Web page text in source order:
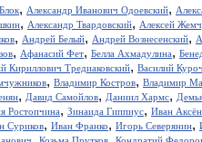
, Александр Иванович Одоевский,
, Александр Твардовский, Алексей
, Андрей Белый, Андрей Вознесенский,
, Афанасий Фет, Белла Ахмадулина,
Кириллович Тредиаковский, Василий
, Владимир Костров, Владимир
, Давид Самойлов, Даниил Хармс,
Ростопчина, Зинаида Гиппиус, Иван
Суриков, Иван Франко, Игорь Северянин,